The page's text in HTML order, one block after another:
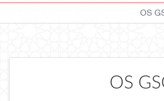
OS
OS